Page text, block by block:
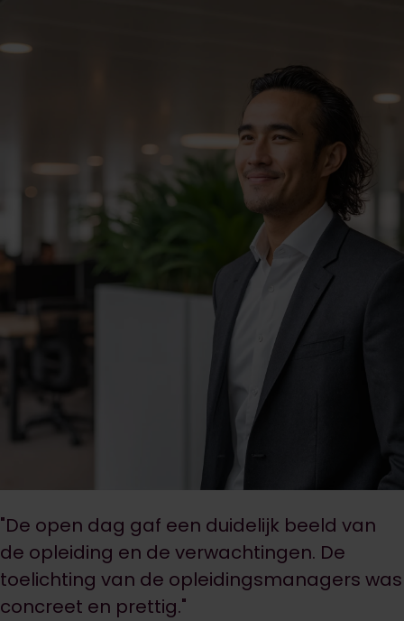
"De open dag gaf een duidelijk beeld van
de opleiding en de verwachtingen. De
toelichting van de opleidingsmanagers was
concreet en prettig."